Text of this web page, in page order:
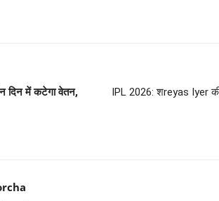
दिन में कटेगा वेतन,
IPL 2026: शreyas Iyer